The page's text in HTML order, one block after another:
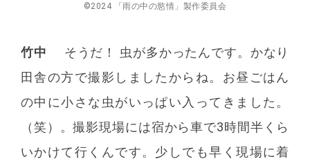
©2024 「雨の中の慾情」製作委員会
竹中
そうだ！ 虫が多かったんです。かなり
田舎の方で撮影しましたからね。お昼ごはん
の中に小さな虫がいっぱい入ってきました。
（笑）。撮影現場には宿から車で3時間半くら
いかけて行くんです。少しでも早く現場に着